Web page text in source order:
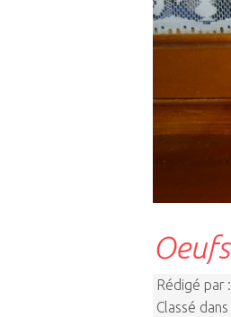
Rédigé par
Classé dans